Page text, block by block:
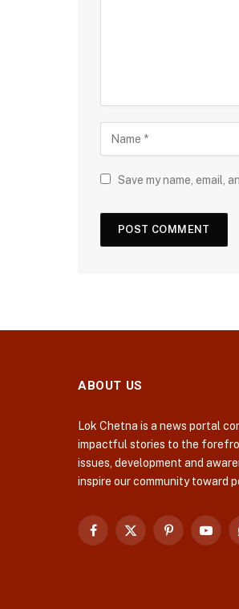
Save my name, email,
ABOUT US
Lok Chetna is a news portal
impactful stories to the
issues, development and
inspire our community toward
Facebook
X
Pinterest